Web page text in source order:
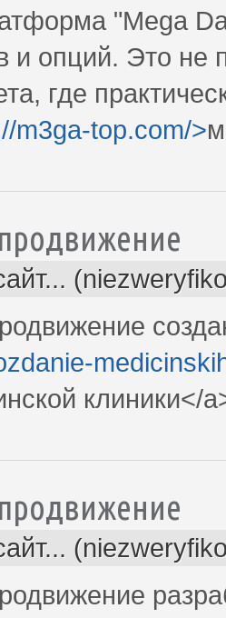
"Mega
и опций. Это не
где
m3ga-top.com/>
клиники</